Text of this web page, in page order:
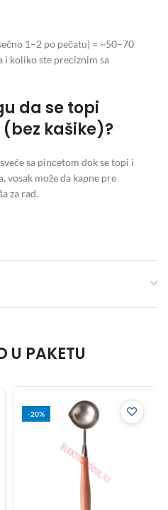
1–2 po pečatu) = ~50–70
i koliko ste preciznim sa
da se topi
kašike)?
sa pincetom dok se topi i
vosak može da kapne pre
za rad.
U PAKETU
-20%